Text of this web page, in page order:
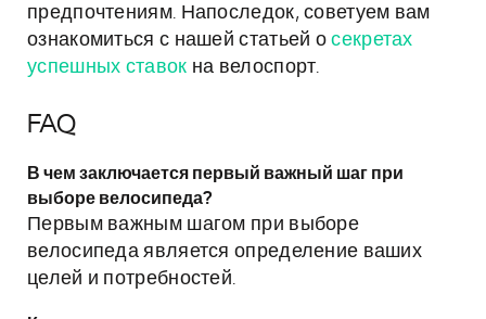
предпочтениям. Напоследок, советуем вам
ознакомиться с нашей статьей осекретах
успешных ставок на велоспорт.
FAQ
В чем заключается первый важный шаг при
выборе велосипеда?
Первым важным шагом при выборе
велосипеда является определение ваших
целей и потребностей.